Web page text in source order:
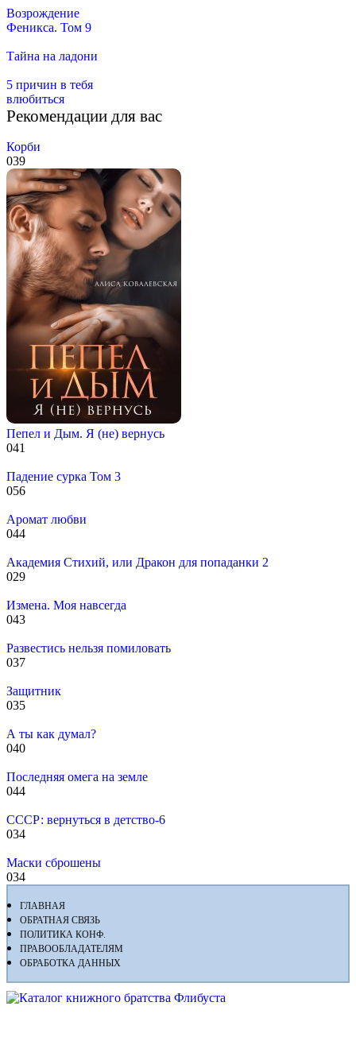
Возрождение
Феникса. Том 9
Тайна на ладони
5 причин в тебя
влюбиться
Рекомендации для вас
Корби
039
Пепел и Дым. Я (не) вернусь
041
Падение сурка Том 3
056
Аромат любви
044
Академия Стихий, или Дракон для попаданки 2
029
Измена. Моя навсегда
043
Развестись нельзя помиловать
037
Защитник
035
А ты как думал?
040
Последняя омега на земле
044
СССР: вернуться в детство-6
034
Маски сброшены
034
ГЛАВНАЯ
ОБРАТНАЯ СВЯЗЬ
ПОЛИТИКА КОНФ.
ПРАВООБЛАДАТЕЛЯМ
ОБРАБОТКА ДАННЫХ